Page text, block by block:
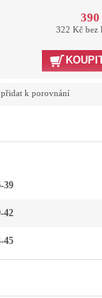
322 Kč bez
přidat k porovnání
39
42
45